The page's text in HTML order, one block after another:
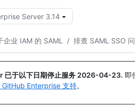
Server 3.14
企业 IAM 的 SAML / 排查 SAML SSO
于以下日期停止服务 2026-04-23. 即
GitHub Enterprise 支持。